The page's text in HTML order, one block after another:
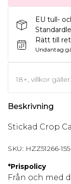
EU tull-
Rätt till
Undantag
18+, villkor
Beskrivning
Stickad Crop
SKU: HZZ51266-
*Prispolicy
Från och med